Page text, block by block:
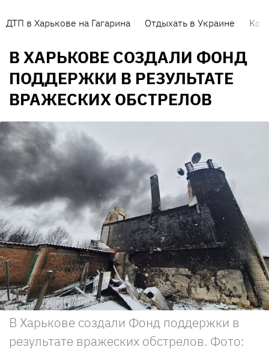
ДТП в Харькове на Гагарина Отдыхать в Украине
В ХАРЬКОВЕ СОЗДАЛИ ФОНД
ПОДДЕРЖКИ В РЕЗУЛЬТАТЕ
ВРАЖЕСКИХ ОБСТРЕЛОВ
В Харькове создали Фонд поддержки в
результате вражеских обстрелов. Фото: